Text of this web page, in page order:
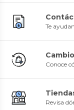
Te
Conoce
Revisa